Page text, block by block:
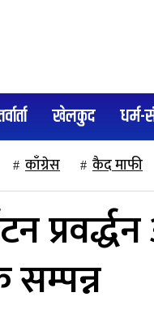
खेलकुद धर्म-
काँग्रेस कैद माफी